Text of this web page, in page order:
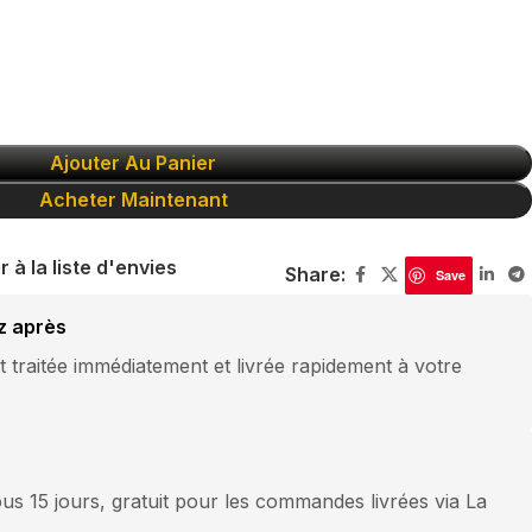
Ajouter Au Panier
Acheter Maintenant
à la liste d'envies Share: Save
après
traitée immédiatement et livrée rapidement à votre
15 jours, gratuit pour les commandes livrées via La